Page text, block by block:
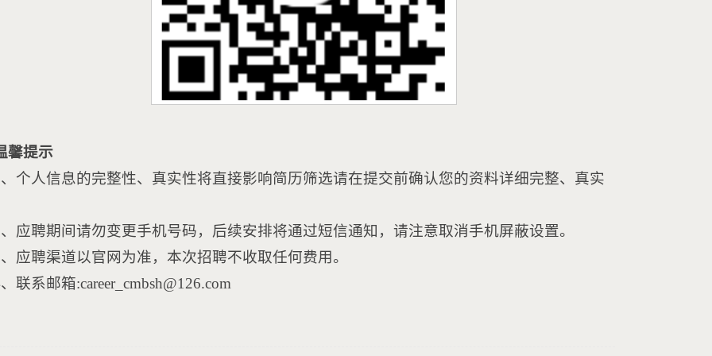
馨提示
个人信息的完整性、真实性将直接影响简历筛选请在提交前确认您的资料详细完整、真实
应聘期间请勿变更手机号码，后续安排将通过短信通知，请注意取消手机屏蔽设置。
应聘渠道以官网为准，本次招聘不收取任何费用。
联系邮箱:career_cmbsh@126.com